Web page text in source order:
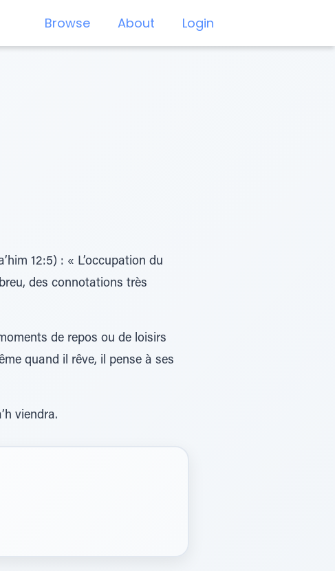
Browse About Login
12:5) : « L’occupation du
des connotations très
de repos ou de loisirs
quand il rêve, il pense à ses
viendra.